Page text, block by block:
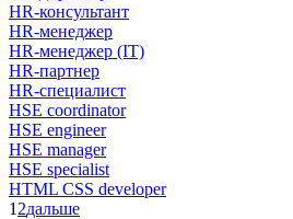
HR-консультант
HR-менеджер
HR-менеджер (IT)
HR-партнер
HR-специалист
HSE coordinator
HSE engineer
HSE manager
HSE specialist
HTML CSS developer
1 2дальше